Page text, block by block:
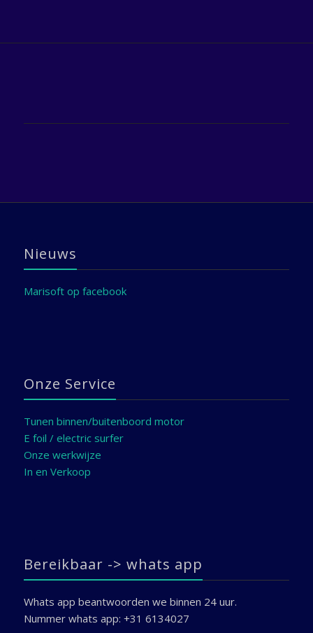
Nieuws
Marisoft op facebook
Onze Service
Tunen binnen/buitenboord motor
E foil / electric surfer
Onze werkwijze
In en Verkoop
Bereikbaar -> whats app
Whats app beantwoorden we binnen 24 uur.
Nummer whats app: +31 6134027